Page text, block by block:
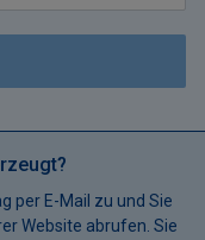
per E-Mail zu und Sie
Website abrufen. Sie